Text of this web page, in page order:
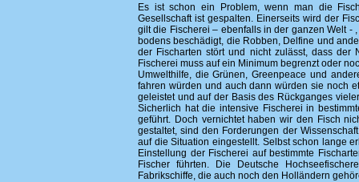
Es ist schon ein Problem, wenn man die
Gesellschaft ist gespalten. Einerseits wird der
gilt die Fischerei – ebenfalls in der ganzen Welt -
bodens beschädigt, die Robben, Delfine und
der Fischarten stört und nicht zulässt, dass der
Fischerei muss auf ein Minimum begrenzt oder
Umwelthilfe, die Grünen, Greenpeace und
fahren würden und auch dann würden sie noch
geleistet und auf der Basis des Rückganges
Sicherlich hat die intensive Fischerei in
geführt. Doch vernichtet haben wir den Fisch
gestaltet, sind den Forderungen der
auf die Situation eingestellt. Selbst schon lange
Einstellung der Fischerei auf bestimmte
Fischer führten. Die Deutsche
Fabrikschiffe, die auch noch den Holländern